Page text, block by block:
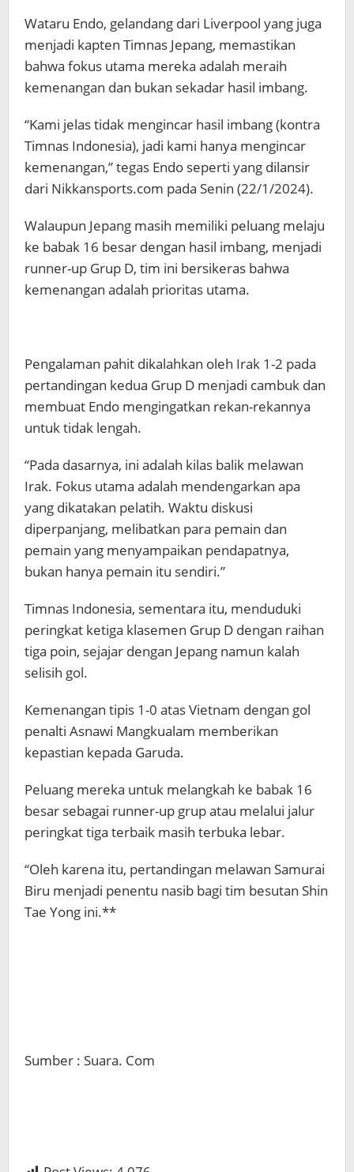
Wataru Endo, gelandang dari Liverpool yang juga
menjadi kapten Timnas Jepang, memastikan
bahwa fokus utama mereka adalah meraih
kemenangan dan bukan sekadar hasil imbang.
“Kami jelas tidak mengincar hasil imbang (kontra
Timnas Indonesia), jadi kami hanya mengincar
kemenangan,” tegas Endo seperti yang dilansir
dari Nikkansports.com pada Senin (22/1/2024).
Walaupun Jepang masih memiliki peluang melaju
ke babak 16 besar dengan hasil imbang, menjadi
runner-up Grup D, tim ini bersikeras bahwa
kemenangan adalah prioritas utama.
Pengalaman pahit dikalahkan oleh Irak 1-2 pada
pertandingan kedua Grup D menjadi cambuk dan
membuat Endo mengingatkan rekan-rekannya
untuk tidak lengah.
“Pada dasarnya, ini adalah kilas balik melawan
Irak. Fokus utama adalah mendengarkan apa
yang dikatakan pelatih. Waktu diskusi
diperpanjang, melibatkan para pemain dan
pemain yang menyampaikan pendapatnya,
bukan hanya pemain itu sendiri.”
Timnas Indonesia, sementara itu, menduduki
peringkat ketiga klasemen Grup D dengan raihan
tiga poin, sejajar dengan Jepang namun kalah
selisih gol.
Kemenangan tipis 1-0 atas Vietnam dengan gol
penalti Asnawi Mangkualam memberikan
kepastian kepada Garuda.
Peluang mereka untuk melangkah ke babak 16
besar sebagai runner-up grup atau melalui jalur
peringkat tiga terbaik masih terbuka lebar.
“Oleh karena itu, pertandingan melawan Samurai
Biru menjadi penentu nasib bagi tim besutan Shin
Tae Yong ini.**
Sumber : Suara. Com